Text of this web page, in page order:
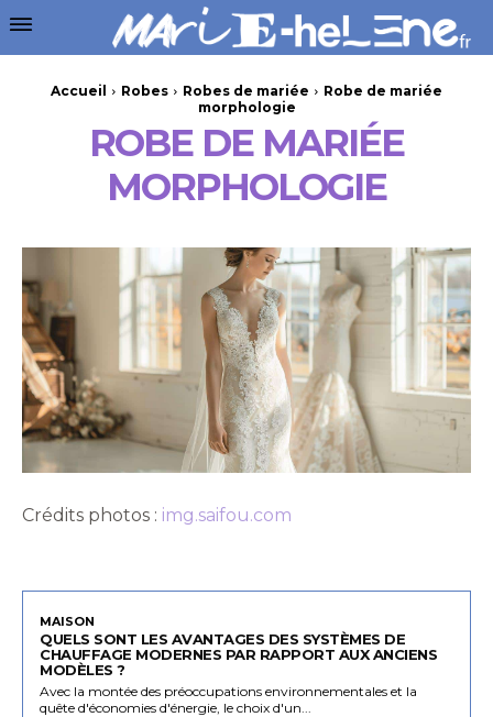
Accueil Robes Robes de mariée
Robe de mariée
morphologie
ROBE DE MARIÉE
MORPHOLOGIE
Crédits photos : img.saifou.com
MAISON
QUELS SONT LES AVANTAGES DES SYSTÈMES DE
CHAUFFAGE MODERNES PAR RAPPORT AUX ANCIENS
MODÈLES ?
Avec la montée des préoccupations environnementales et la
quête d'économies d'énergie, le choix d'un...